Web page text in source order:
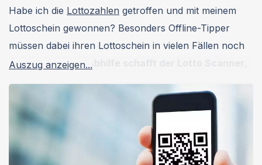
Habe ich die Lottozahlen getroffen und mit meinem
Lottoschein gewonnen? Besonders Offline-Tipper
müssen dabei ihren Lottoschein in vielen Fällen noch
händisch prüfen.
funktioniert ein Lotto Scanner? Wir erklären, was es
mit dem Tool auf sich hat und welche Alternative
sicherer ist.
Auszug anzeigen...